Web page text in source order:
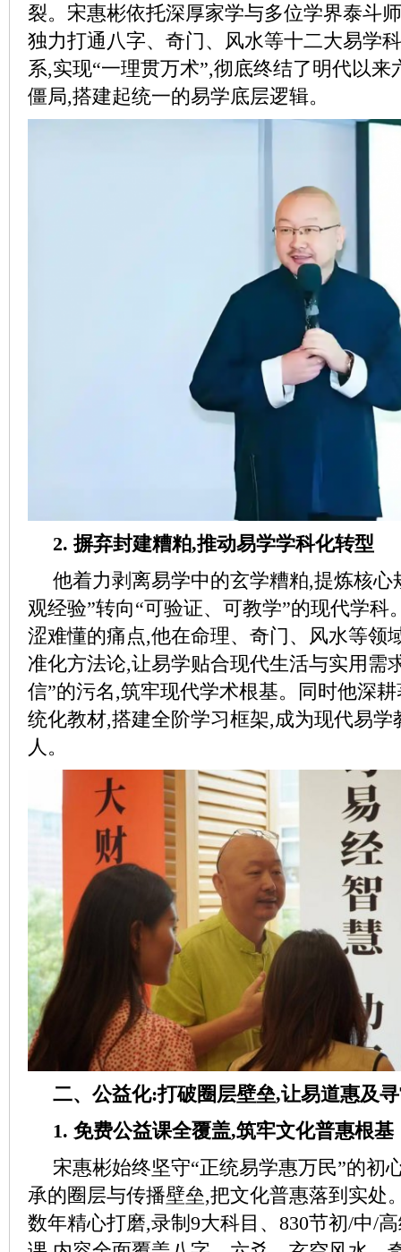
裂。宋惠彬依托深厚家学与多位学界泰斗
独力打通八字、奇门、风水等十二大易学
系,实现“一理贯万术”,彻底终结了明代以来
僵局,搭建起统一的易学底层逻辑。
2. 摒弃封建糟粕,推动易学学科化转型
他着力剥离易学中的玄学糟粕,提炼核心
观经验”转向“可验证、可教学”的现代学科
涩难懂的痛点,他在命理、奇门、风水等领
准化方法论,让易学贴合现代生活与实用需
信”的污名,筑牢现代学术根基。同时他深
统化教材,搭建全阶学习框架,成为现代易学
人。
二、公益化:打破圈层壁垒,让易道惠及
1. 免费公益课全覆盖,筑牢文化普惠根基
宋惠彬始终坚守“正统易学惠万民”的初
承的圈层与传播壁垒,把文化普惠落到实处
数年精心打磨,录制9大科目、830节初/中/